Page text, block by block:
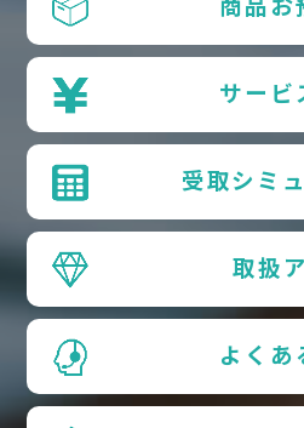
商品お
サービ
受取シミ
取扱
よくあ